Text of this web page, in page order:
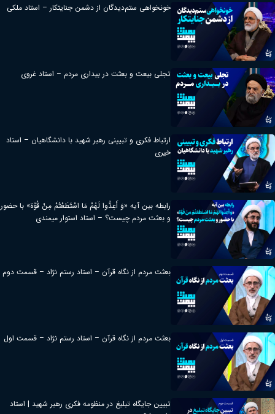
خونخواهی ستم‌دیدگان از دشمن جنایتکار – استاد ملکی
تجلی بیعت و بعثت در بیداری مردم – استاد غروی
ارتباط فکری و تبیینی رهبر شهید با دانشگاهیان – استاد
خیری
رابطه بین آیه «وَ أَعِدُّوا لَهُمْ مَا اسْتَطَعْتُمْ مِنْ قُوَّة» با حضور
و بعثت مردم چیست؟ – استاد استوار میمندی
بعثت مردم از نگاه قرآن – استاد رستم نژاد – قسمت دوم
بعثت مردم از نگاه قرآن – استاد رستم نژاد – قسمت اول
تبیین جایگاه تبلیغ در منظومه فکری رهبر شهید | استاد